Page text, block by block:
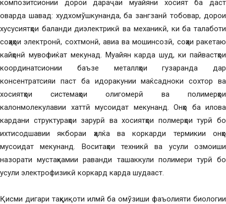
композитсионии дорои дараҷаи муайяни хосият ба даст
оварда шавад: худхомўшкунанда, ба зангзанӣ тобовар, дорои
хусусиятҳои баланди диэлектрикӣ ва механикӣ, ки ба талаботи
соҳаҳои электронӣ, сохтмонӣ, авиа ва мошинсозӣ, соҳаи ракетаю
кайҳонӣ мувофиќат мекунад. Муайян карда шуд, ки пайвастҳои
координатсионии баъзе металлҳои гузаранда дар
консентратсияи паст ба идоракунии маќсадноки сохтор ва
хосиятҳои системаҳои олигомерӣ ва полимерҳои
калонмолекулавии хаттӣ мусоидат мекунанд. Онҳо ба илова
кардани структураҳои зарурӣ ва хосиятҳои полмерҳои турӣ бо
ихтисодшавии якбораи ҳалќа ва коркарди термикии онҳо
мусоидат мекунанд. Воситаҳои техникӣ ва усули озмоиши
назорати мустаҳкамии раванди ташаккули полимери турӣ бо
усули электрофизикӣ коркард карда шудааст.
Қисми дигари таҳқиқоти илмӣ ба омўзиши фаъолияти биологии